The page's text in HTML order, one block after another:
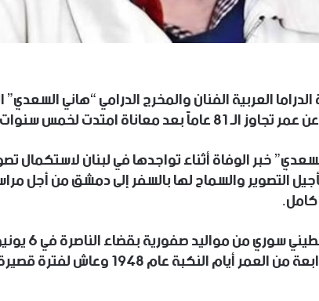
العربية الفنان والمخرج الدرامي “هاني
امتدت لخمس سنوات مع المرض.
خبر الوفاة أثناء تواجدها في لبنان لاستكمال
التصوير والسماح لها بالسفر إلى دمشق من أجل
أسرته إلى سوريا طفلاً في الرابعة من العمر أيام